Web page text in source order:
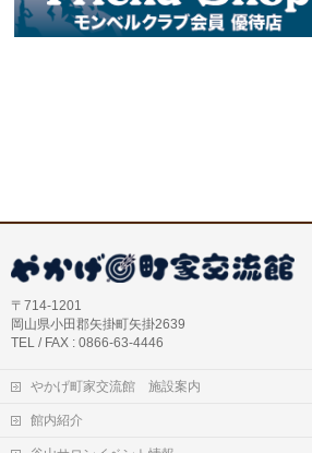
〒714-1201
岡山県小田郡矢掛町矢掛2639
TEL / FAX : 0866-63-4446
やかげ町家交流館 施設案内
館内紹介